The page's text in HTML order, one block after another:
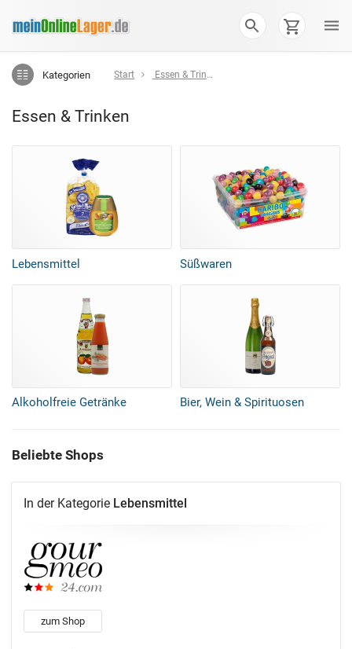
Kategorien Start Essen & Trinken
Essen & Trinken
Lebensmittel Süßwaren
Alkoholfreie Getränke Bier, Wein & Spirituosen
Beliebte Shops
In der Kategorie Lebensmittel
zum Shop